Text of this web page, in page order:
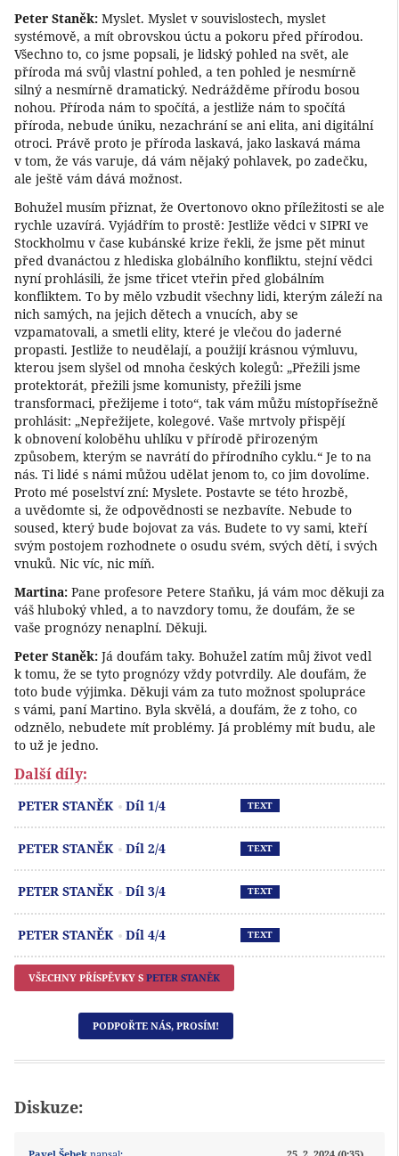
Peter Staněk: Myslet. Myslet v souvislostech, myslet
systémově, a mít obrovskou úctu a pokoru před přírodou.
Všechno to, co jsme popsali, je lidský pohled na svět, ale
příroda má svůj vlastní pohled, a ten pohled je nesmírně
silný a nesmírně dramatický. Nedrážděme přírodu bosou
nohou. Příroda nám to spočítá, a jestliže nám to spočítá
příroda, nebude úniku, nezachrání se ani elita, ani digitální
otroci. Právě proto je příroda laskavá, jako laskavá máma
v tom, že vás varuje, dá vám nějaký pohlavek, po zadečku,
ale ještě vám dává možnost.
Bohužel musím přiznat, že Overtonovo okno příležitosti se ale
rychle uzavírá. Vyjádřím to prostě: Jestliže vědci v SIPRI ve
Stockholmu v čase kubánské krize řekli, že jsme pět minut
před dvanáctou z hlediska globálního konfliktu, stejní vědci
nyní prohlásili, že jsme třicet vteřin před globálním
konfliktem. To by mělo vzbudit všechny lidi, kterým záleží na
nich samých, na jejich dětech a vnucích, aby se
vzpamatovali, a smetli elity, které je vlečou do jaderné
propasti. Jestliže to neudělají, a použijí krásnou výmluvu,
kterou jsem slyšel od mnoha českých kolegů: „Přežili jsme
protektorát, přežili jsme komunisty, přežili jsme
transformaci, přežijeme i toto“, tak vám můžu místopřísežně
prohlásit: „Nepřežijete, kolegové. Vaše mrtvoly přispějí
k obnovení koloběhu uhlíku v přírodě přirozeným
způsobem, kterým se navrátí do přírodního cyklu.“ Je to na
nás. Ti lidé s námi můžou udělat jenom to, co jim dovolíme.
Proto mé poselství zní: Myslete. Postavte se této hrozbě,
a uvědomte si, že odpovědnosti se nezbavíte. Nebude to
soused, který bude bojovat za vás. Budete to vy sami, kteří
svým postojem rozhodnete o osudu svém, svých dětí, i svých
vnuků. Nic víc, nic míň.
Martina: Pane profesore Petere Staňku, já vám moc děkuji za
váš hluboký vhled, a to navzdory tomu, že doufám, že se
vaše prognózy nenaplní. Děkuji.
Peter Staněk: Já doufám taky. Bohužel zatím můj život vedl
k tomu, že se tyto prognózy vždy potvrdily. Ale doufám, že
toto bude výjimka. Děkuji vám za tuto možnost spolupráce
s vámi, paní Martino. Byla skvělá, a doufám, že z toho, co
odznělo, nebudete mít problémy. Já problémy mít budu, ale
to už je jedno.
Další díly:
PETER STANĚK Díl 1/4 TEXT
PETER STANĚK Díl 2/4 TEXT
PETER STANĚK Díl 3/4 TEXT
PETER STANĚK Díl 4/4 TEXT
VŠECHNY PŘÍSPĚVKY S PETER STANĚK
PODPOŘTE NÁS, PROSÍM!
Diskuze: